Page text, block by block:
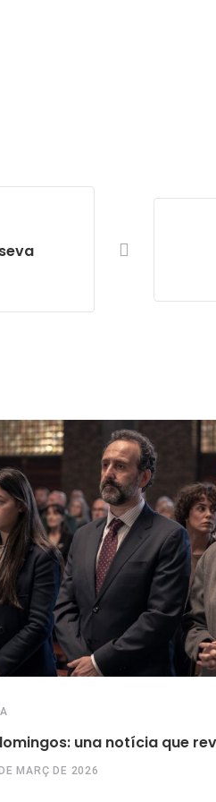
una notícia que
MARÇ DE 2026